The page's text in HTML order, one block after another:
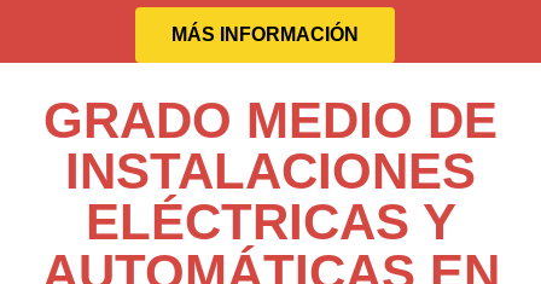
MÁS INFORMACIÓN
GRADO MEDIO DE
INSTALACIONES
ELÉCTRICAS Y